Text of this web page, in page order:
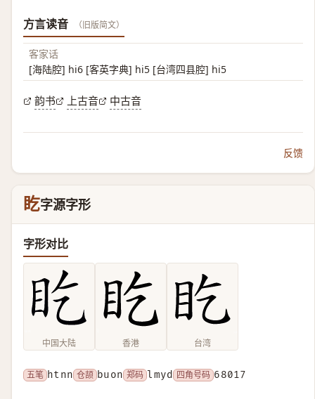
方言读音 （旧版简文）
客家话
[海陆腔] hi6 [客英字典] hi5 [台湾四县腔] hi5
韵书 上古音 中古音
反馈
盵字源字形
字形对比
中国大陆 香港 台湾
五笔 htnn 仓颉 buon 郑码 lmyd 四角号码 68017